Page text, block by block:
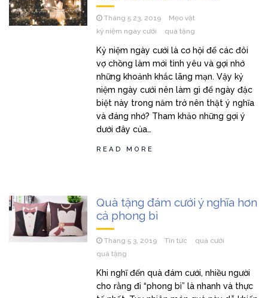
Tháng 5 23, 2019
Mẹo vặt
kỷ niệm ngày cưới
quà tặng
Kỷ niệm ngày cưới là cơ hội để các đôi
vợ chồng làm mới tình yêu và gợi nhớ
những khoảnh khắc lãng mạn. Vậy kỷ
niệm ngày cưới nên làm gì để ngày đặc
biệt này trong năm trở nên thật ý nghĩa
và đáng nhớ? Tham khảo những gợi ý
dưới đây của…
READ MORE
Quà tặng đám cưới ý nghĩa hơn
cả phong bì
Tháng 5 3, 2019 Tin tức
quà cưới
quà tặng
Khi nghĩ đến quà đám cưới, nhiều người
cho rằng đi “phong bì” là nhanh và thực